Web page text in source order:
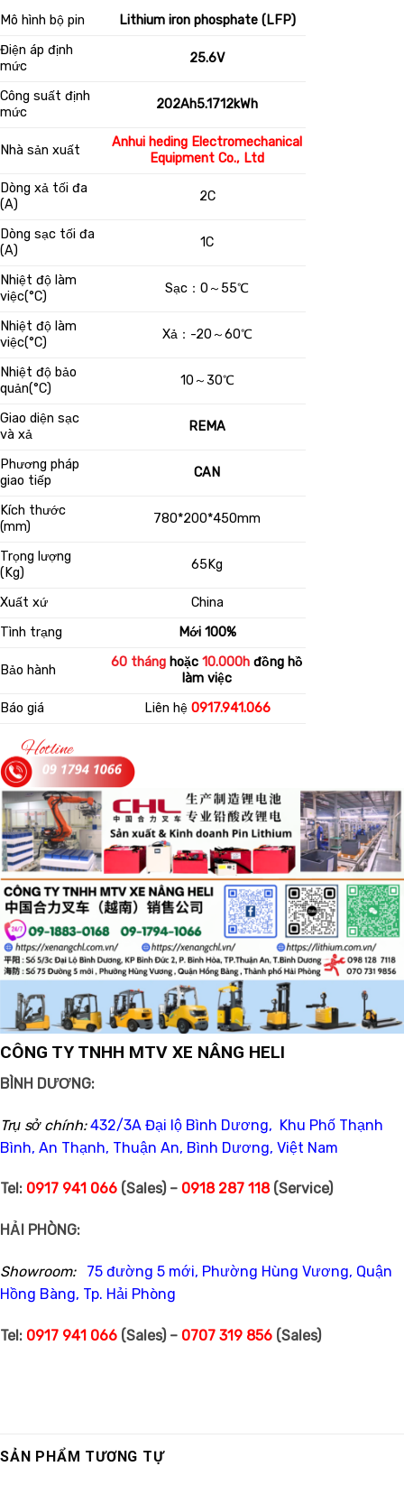
Mô hình bộ pin
Lithium iron phosphate (LFP)
Điện áp định
mức
25.6V
Công suất định
mức
202Ah5.1712kWh
Nhà sản xuất
Anhui heding Electromechanical
Equipment Co., Ltd
Dòng xả tối đa
(A)
2C
Dòng sạc tối đa
(A)
1C
Nhiệt độ làm
việc(°C)
Sạc ：0 ～ 55℃
Nhiệt độ làm
việc(°C)
Xả： -20 ～60℃
Nhiệt độ bảo
quản(°C)
10 ～ 30℃
Giao diện sạc
và xả
REMA
Phương pháp
giao tiếp
CAN
Kích thước
(mm)
780*200*450mm
Trọng lượng
(Kg)
65Kg
Xuất xứ
China
Tình trạng
Mới 100%
Bảo hành
60 tháng hoặc10.000h đồng hồ
làm việc
Báo giá
Liên hệ 0917.941.066
CÔNG TY TNHH MTV XE NÂNG HELI
BÌNH DƯƠNG:
Trụ sở chính:432/3A Đại lộ Bình Dương, Khu Phố Thạnh
Bình, An Thạnh, Thuận An, Bình Dương, Việt Nam
Tel: 0917 941 066 (Sales) – 0918 287 118(Service)
HẢI PHÒNG:
Showroom:
75 đường 5 mới, Phường Hùng Vương, Quận
Hồng Bàng, Tp. Hải Phòng
Tel: 0917 941 066 (Sales) – 0707 319 856 (Sales)
SẢN PHẨM TƯƠNG TỰ